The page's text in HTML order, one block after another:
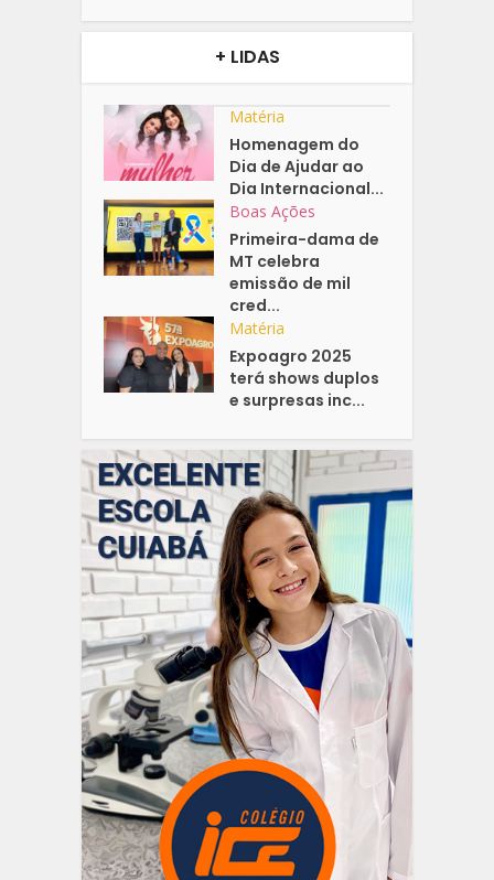
+ LIDAS
Matéria
Homenagem do
Dia de Ajudar ao
Dia Internacional...
Boas Ações
Primeira-dama de
MT celebra
emissão de mil
cred...
Matéria
Expoagro 2025
terá shows duplos
e surpresas inc...